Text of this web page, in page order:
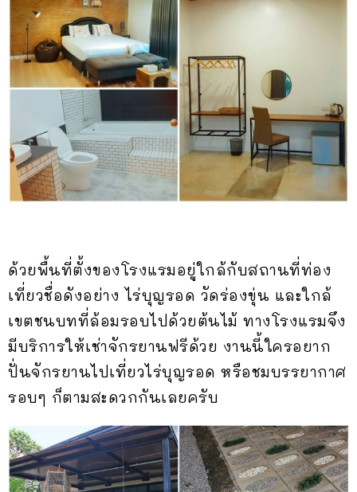
ด้วยพื้นที่ตั้งของโรงแรมอยู่ใกล้กับสถานที่ท่อง
เที่ยวชื่อดังอย่าง ไร่บุญรอด วัดร่องขุ่น และใกล้
เขตชนบทที่ล้อมรอบไปด้วยต้นไม้ ทางโรงแรมจึง
มีบริการให้เช่าจักรยานฟรีด้วย งานนี้ใครอยาก
ปั่นจักรยานไปเที่ยวไร่บุญรอด หรือชมบรรยากาศ
รอบๆ ก็ตามสะดวกกันเลยครับ